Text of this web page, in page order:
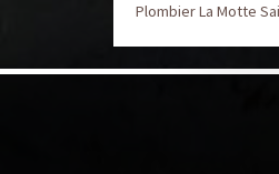
Plombier La Motte